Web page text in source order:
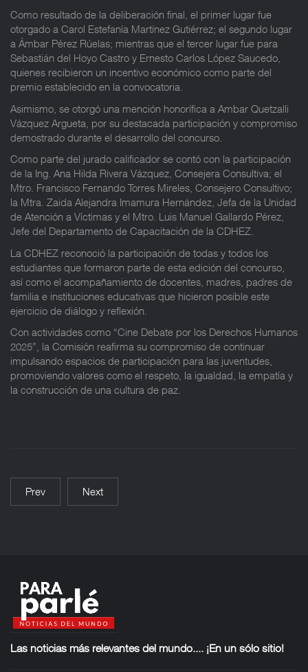
Como resultado de la deliberación final, el primer lugar fue
otorgado a Carol Estefanía Martínez Gutiérrez; el segundo lugar
a Ámbar Pérez Rúelas; mientras que el tercer lugar fue para
Sebastián del Hoyo Castro y Ernesto Carlos López Saucedo,
quienes recibieron un incentivo económico como parte del
premio establecido en la convocatoria.
Asimismo, se otorgó una mención honorífica a Ambar Quetzalli
Vázquez Argueta, por su destacada participación y compromiso
demostrado durante el desarrollo del concurso.
Como parte del jurado calificador se contó con la participación
de la Ing. Ana Hilda Rivera Vázquez, Consejera Consultiva; el
Mtro. Francisco Fernando Torres Mireles, Consejero Consultivo;
la Mtra. Zaida Alejandra Imamura Hernández, Jefa de la Unidad
de Atención a Víctimas y el Mtro. Luis Manuel Gallardo Pérez,
Jefe del Departamento de Capacitación de la CDHEZ.
La CDHEZ reconoció la participación de todas y todos los
estudiantes que formaron parte de esta edición del concurso,
así como el acompañamiento de docentes, madres, padres de
familia e instituciones educativas que hicieron posible este
ejercicio de diálogo y reflexión.
Con actividades como “Cine Debate por los Derechos Humanos
2025”, la Comisión reafirma su compromiso de continuar
impulsando espacios de participación para las juventudes,
promoviendo valores como el respeto, la igualdad, la empatía y
la construcción de una cultura de paz.
Prev Next
Las noticias más relevantes del mundo.... ¡En un sólo sitio!